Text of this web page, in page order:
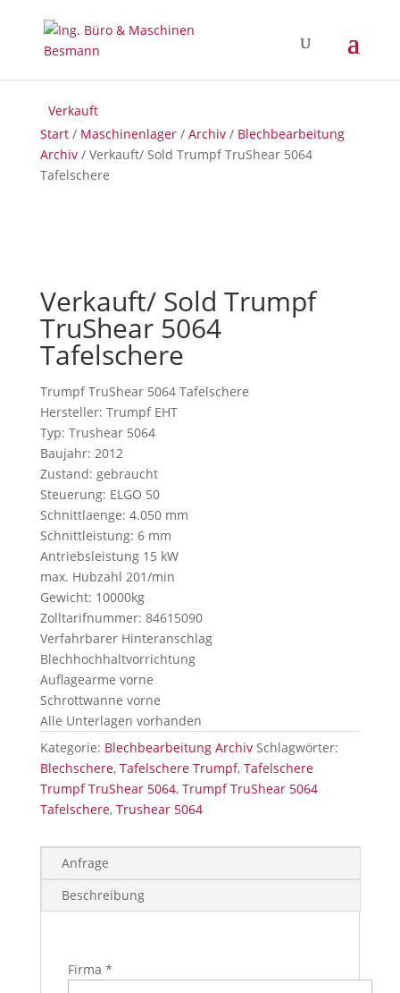
Start/ Maschinenlager/ Archiv/ Blechbearbeitung
Archiv/ Verkauft/ Sold Trumpf TruShear 5064
Tafelschere
Verkauft/ Sold Trumpf
TruShear 5064
Tafelschere
Trumpf TruShear 5064 Tafelschere
Hersteller: Trumpf EHT
Typ: Trushear 5064
Baujahr: 2012
Zustand: gebraucht
Steuerung: ELGO 50
Schnittlaenge: 4.050 mm
Schnittleistung: 6 mm
Antriebsleistung 15 kW
max. Hubzahl 201/min
Gewicht: 10000kg
Zolltarifnummer: 84615090
Verfahrbarer Hinteranschlag
Blechhochhaltvorrichtung
Auflagearme vorne
Schrottwanne vorne
Alle Unterlagen vorhanden
Verkauft
Kategorie: Blechbearbeitung Archiv Schlagwörter:
Blechschere, Tafelschere Trumpf, Tafelschere
Trumpf TruShear 5064, Trumpf TruShear 5064
Tafelschere, Trushear 5064
Anfrage
Beschreibung
Firma *
Verkauft
Verkauft